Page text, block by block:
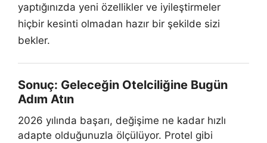
yaptığınızda yeni özellikler ve iyileştirmeler
hiçbir kesinti olmadan hazır bir şekilde sizi
bekler.
Sonuç: Geleceğin Otelciliğine Bugün
Adım Atın
2026 yılında başarı, değişime ne kadar hızlı
adapte olduğunuzla ölçülüyor. Protel gibi